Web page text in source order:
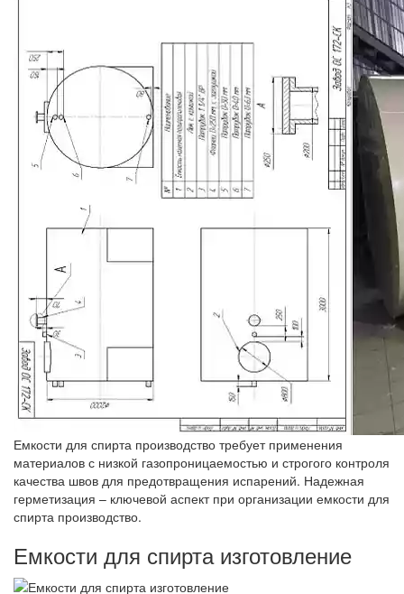
Емкости для спирта производство требует применения
материалов с низкой газопроницаемостью и строгого контроля
качества швов для предотвращения испарений. Надежная
герметизация – ключевой аспект при организации емкости для
спирта производство.
Емкости для спирта изготовление